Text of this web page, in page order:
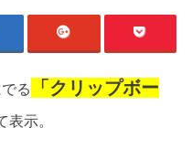
る
「クリップボー
表示。